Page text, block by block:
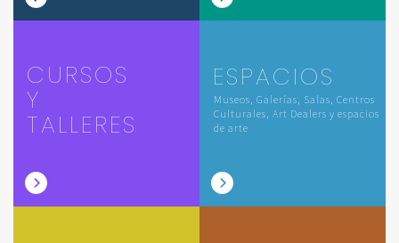
CURSOS
Y
TALLERES
ESPACIOS
Museos, Galerías, Salas, Centros
Culturales, Art Dealers y espacios
de arte